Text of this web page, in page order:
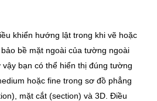
khiển hướng lật trong khi vẽ hoặc
bề mặt ngoài của tường ngoài
bạn có thể hiển thị đúng tường
hoặc fine trong sơ đồ phẳng
mặt cắt (section) và 3D. Điều